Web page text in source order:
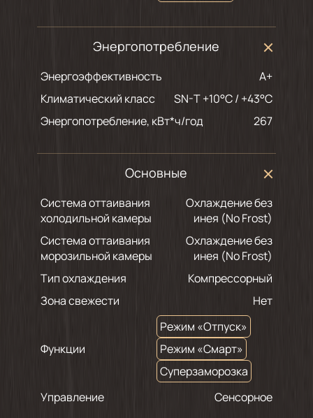
Энергопотребление
Энергоэффективность
A+
Климатический класс
SN-T +10°C / +43°C
Энергопотребление, кВт*ч/год
267
Основные
Система оттаивания
холодильной камеры
Охлаждение без
инея (No Frost)
Система оттаивания
морозильной камеры
Охлаждение без
инея (No Frost)
Тип охлаждения
Компрессорный
Зона свежести
Нет
Функции
Режим «Отпуск»
Режим «Смарт»
Суперзаморозка
Управление
Сенсорное